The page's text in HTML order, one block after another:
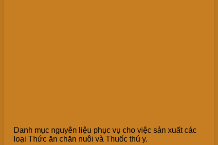
Danh mục nguyên liệu phục vụ cho việc sản xuất các
loại Thức ăn chăn nuôi và Thuốc thú y.